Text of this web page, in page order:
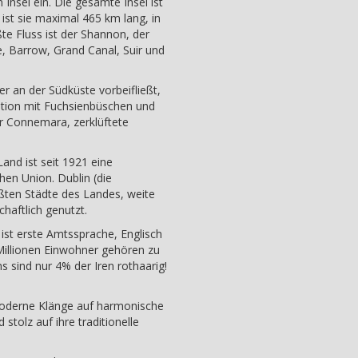
sie maximal 465 km lang, in
Fluss ist der Shannon, der
Barrow, Grand Canal, Suir und
an der Südküste vorbeifließt,
mit Fuchsienbüschen und
Connemara, zerklüftete
ist seit 1921 eine
Union. Dublin (die
Städte des Landes, weite
genutzt.
erste Amtssprache, Englisch
Einwohner gehören zu
sind nur 4% der Iren rothaarig!
Klänge auf harmonische
stolz auf ihre traditionelle